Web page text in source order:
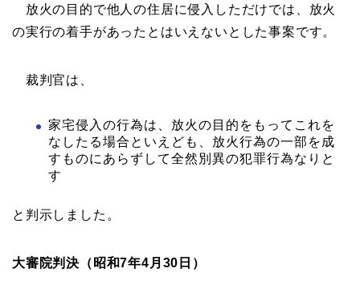
放火の目的で他人の住居に侵入しただけでは、放火
の実行の着手があったとはいえないとした事案です。
裁判官は、
家宅侵入の行為は、放火の目的をもってこれを
なしたる場合といえども、放火行為の一部を成
すものにあらずして全然別異の犯罪行為なりと
す
と判示しました。
大審院判決（昭和7年4月30日）